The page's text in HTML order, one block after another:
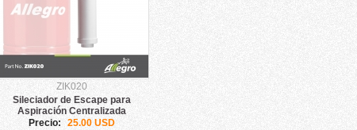
ZIK020
Sileciador de Escape para
Aspiración Centralizada
Precio:
25.00 USD